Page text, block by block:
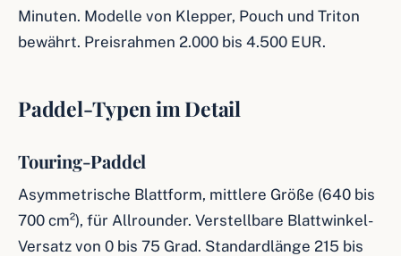
Minuten. Modelle von Klepper, Pouch und Triton
bewährt. Preisrahmen 2.000 bis 4.500 EUR.
Paddel-Typen im Detail
Touring-Paddel
Asymmetrische Blattform, mittlere Größe (640 bis
700 cm²), für Allrounder. Verstellbare Blattwinkel-
Versatz von 0 bis 75 Grad. Standardlänge 215 bis